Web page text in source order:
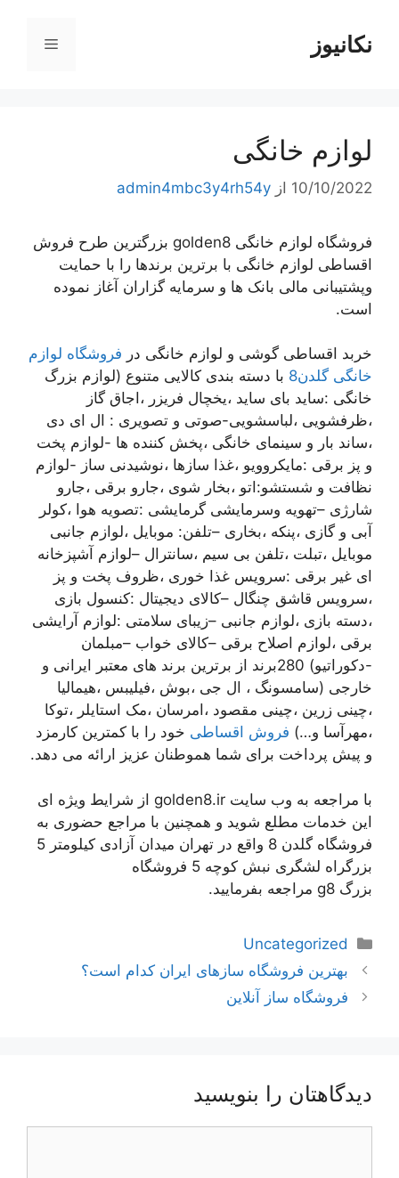
محتوانکانیوز فهرست
لوازم خانگی
10/10/2022 از admin4mbc3y4rh54y
فروشگاه لوازم خانگی golden8 بزرگترین طرح فروش
اقساطی لوازم خانگی با برترین برندها را با حمایت
وپشتیبانی مالی بانک ها و سرمایه گزاران آغاز نموده
است.
خربد اقساطی گوشی و لوازم خانگی در فروشگاه لوازم
خانگی گلدن8
با دسته بندی کالایی متنوع (لوازم بزرگ
خانگی :ساید بای ساید ،یخچال فریزر ،اجاق گاز
،ظرفشویی ،لباسشویی-صوتی و تصویری : ال ای دی
،ساند بار و سینمای خانگی ،پخش کننده ها -لوازم پخت
و پز برقی :مایکروویو ،غذا سازها ،نوشیدنی ساز -لوازم
نظافت و شستشو:اتو ،بخار شوی ،جارو برقی ،جارو
شارژی –تهویه وسرمایشی گرمایشی :تصویه هوا ،کولر
آبی و گازی ،پنکه ،بخاری –تلفن: موبایل ،لوازم جانبی
موبایل ،تبلت ،تلفن بی سیم ،سانترال –لوازم آشپزخانه
ای غیر برقی :سرویس غذا خوری ،ظروف پخت و پز
،سرویس قاشق چنگال –کالای دیجیتال :کنسول بازی
،دسته بازی ،لوازم جانبی –زیبای سلامتی :لوازم آرایشی
برقی ،لوازم اصلاح برقی –کالای خواب –مبلمان
-دکوراتیو) 280برند از برترین برند های معتبر ایرانی و
خارجی (سامسونگ ، ال جی ،بوش ،فیلیبس ،هیمالیا
،چینی زرین ،چینی مقصود ،امرسان ،مک استایلر ،توکا
،مهرآسا و…) فروش اقساطی خود را با کمترین کارمزد
و پیش پرداخت برای شما هموطنان عزیز ارائه می دهد.
با مراجعه به وب سایت golden8.ir از شرایط ویژه ای
این خدمات مطلع شوید و همچنین با مراجع حضوری به
فروشگاه گلدن 8 واقع در تهران میدان آزادی کیلومتر 5
بزرگراه لشگری نبش کوچه 5 فروشگاه
بزرگ g8 مراجعه بفرمایید.
دسته‌ها
Uncategorized
ناوبری
نوشته‌ها
بهترین فروشگاه سازهای ایران کدام است؟
فروشگاه ساز آنلاین
دیدگاهتان را بنویسید